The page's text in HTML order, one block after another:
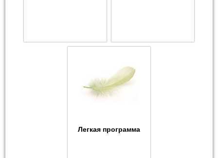
Легкая программа